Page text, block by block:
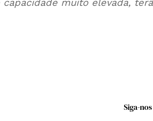
muito elevada,
Siga-nos